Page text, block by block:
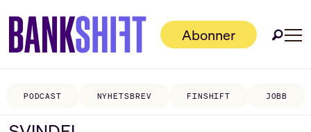
Abonner
PODCAST NYHETSBREV FINSHIFT JOBB